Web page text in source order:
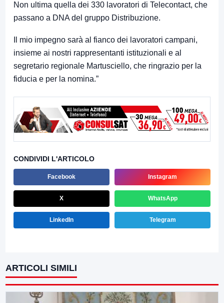
Non ultima quella dei 330 lavoratori di Telecontact, che
passano a DNA del gruppo Distribuzione.
Il mio impegno sarà al fianco dei lavoratori campani,
insieme ai nostri rappresentanti istituzionali e al
segretario regionale Martusciello, che ringrazio per la
fiducia e per la nomina.”
CONDIVIDI L'ARTICOLO
Facebook Instagram
X WhatsApp
LinkedIn Telegram
ARTICOLI SIMILI